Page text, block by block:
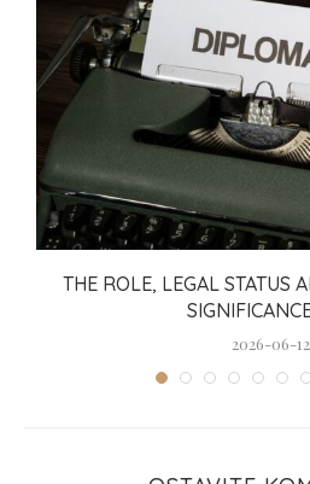
THE ROLE, LEGAL STATUS
2026-06-12